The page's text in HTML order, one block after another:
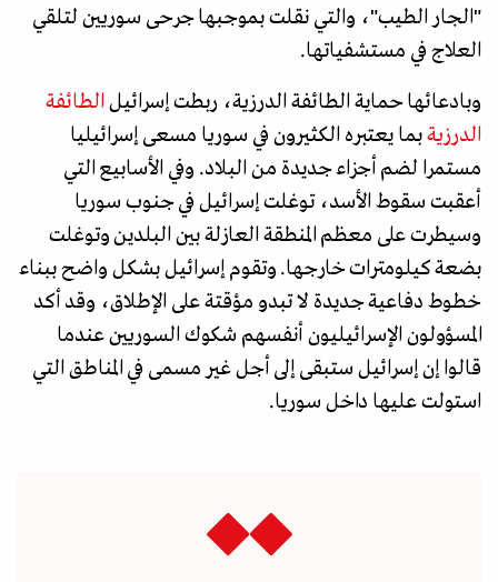
"الجار الطيب"، والتي نقلت بموجبها جرحى سوريين لتلقي
العلاج في مستشفياتها.
وبادعائها حماية الطائفة الدرزية، ربطت إسرائيل الطائفة
الدرزيةبما يعتبره الكثيرون في سوريا مسعى إسرائيليا
مستمرا لضم أجزاء جديدة من البلاد. وفي الأسابيع التي
أعقبت سقوط الأسد، توغلت إسرائيل في جنوب سوريا
وسيطرت على معظم المنطقة العازلة بين البلدين وتوغلت
بضعة كيلومترات خارجها. وتقوم إسرائيل بشكل واضح ببناء
خطوط دفاعية جديدة لا تبدو مؤقتة على الإطلاق، وقد أكد
المسؤولون الإسرائيليون أنفسهم شكوك السوريين عندما
قالوا إن إسرائيل ستبقى إلى أجل غير مسمى في المناطق التي
استولت عليها داخل سوريا.